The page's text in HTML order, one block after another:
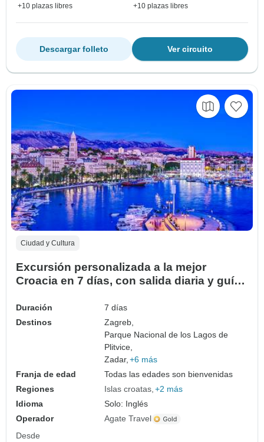
+10 plazas libres +10 plazas libres
Ver circuito
Descargar folleto
Ciudad y Cultura
Excursión personalizada a la mejor
Croacia en 7 días, con salida diaria y guía
Duración
7 días
Destinos
Zagreb,
Parque Nacional de los Lagos de
Plitvice,
Zadar, +6 más
Franja de edad
Todas las edades son bienvenidas
Regiones
Islas croatas +2 más
Idioma
Solo: Inglés
Operador
Agate Travel
Desde